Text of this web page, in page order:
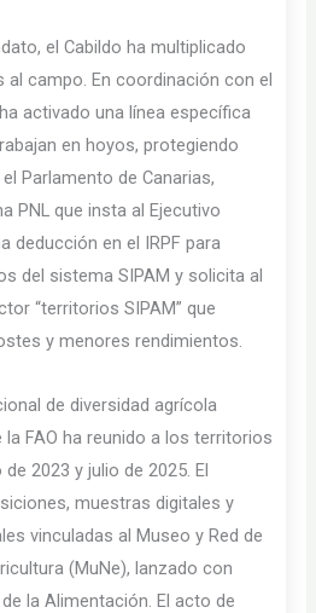
el Cabildo ha multiplicado
al campo. En coordinación con el
activado una línea específica
en hoyos, protegiendo
Parlamento de Canarias,
PNL que insta al Ejecutivo
deducción en el IRPF para
del sistema SIPAM y solicita al
“territorios SIPAM” que
y menores rendimientos.
de diversidad agrícola
la FAO ha reunido a los territorios
2023 y julio de 2025. El
muestras digitales y
vinculadas al Museo y Red de
(MuNe), lanzado con
la Alimentación. El acto de